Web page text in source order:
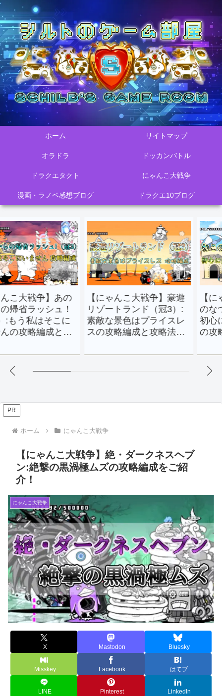
ホーム サイトマップ
オラドラ ドッカンバトル
ドラクエタクト にゃんこ大戦争
漫画・ラノベ感想ブログ ドラクエ10ブログ
争】あの
ッシュ！
はそこに
編成と攻
【にゃんこ大戦争】豪遊
リゾートランド（冠3）:
素敵な景色はプライスレ
スの攻略編成と攻略法を
【にゃんこ
のなつやす
初心に帰っ
の攻略編成
PR
ホーム にゃんこ大戦争
【にゃんこ大戦争】絶・ダークネスヘブ
ン:絶撃の黒渦極ムズの攻略編成をご紹
介！
にゃんこ大戦争
X Mastodon Bluesky
Misskey Facebook はてブ
LINE Pinterest LinkedIn